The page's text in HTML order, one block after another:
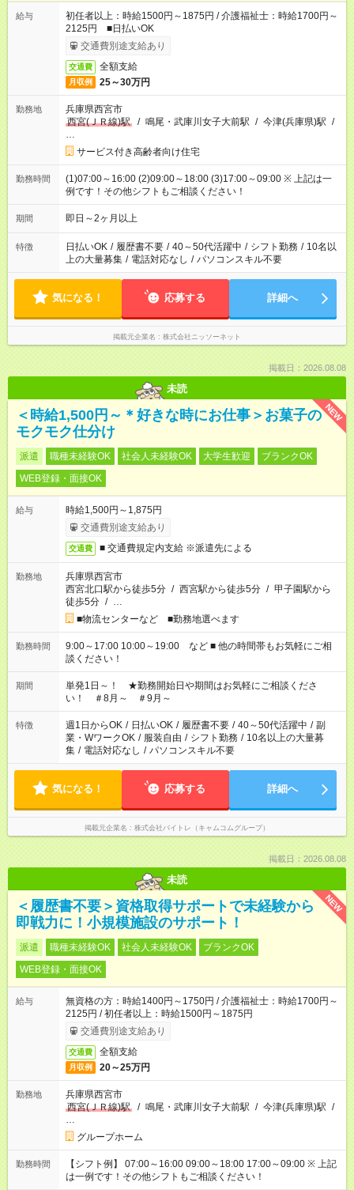
給与
初任者以上：時給1500円～1875円 / 介護福祉士：時給1700円～
2125円 ■日払いOK
交通費別途支給あり
交通費 全額支給
月収例 25～30万円
勤務地
兵庫県西宮市
西宮(ＪＲ線)駅
/ 鳴尾・武庫川女子大前駅 / 今津(兵庫県)駅 /
…
サービス付き高齢者向け住宅
勤務時間
(1)07:00～16:00 (2)09:00～18:00 (3)17:00～09:00 ※ 上記は一
例です！その他シフトもご相談ください！
期間 即日～2ヶ月以上
特徴 日払いOK / 履歴書不要 / 40～50代活躍中 / シフト勤務 / 10名以
上の大量募集 / 電話対応なし / パソコンスキル不要
気になる！ 応募する 詳細へ
掲載元企業名 株式会社ニッソーネット
掲載日：2026.08.08
未読
NEW
＜時給1,500円～＊好きな時にお仕事＞お菓子の
モクモク仕分け
派遣 職種未経験OK 社会人未経験OK 大学生歓迎
ブランクOK
WEB登録・面接OK
給与
時給1,500円～1,875円
交通費別途支給あり
交通費 ■ 交通費規定内支給 ※派遣先による
勤務地
兵庫県西宮市
西宮北口駅から徒歩5分 / 西宮駅から徒歩5分 / 甲子園駅から
徒歩5分 / …
■物流センターなど ■勤務地選べます
勤務時間
9:00～17:00 10:00～19:00 など ■ 他の時間帯もお気軽にご相
談ください！
期間
単発1日～！ ★勤務開始日や期間はお気軽にご相談くださ
い！ ＃8月～ ＃9月～
特徴 週1日からOK / 日払いOK / 履歴書不要 / 40～50代活躍中 / 副
業・WワークOK / 服装自由 / シフト勤務 / 10名以上の大量募
集 / 電話対応なし / パソコンスキル不要
気になる！ 応募する 詳細へ
掲載元企業名 株式会社バイトレ（キャムコムグループ）
掲載日：2026.08.08
未読
NEW
＜履歴書不要＞資格取得サポートで未経験から
即戦力に！小規模施設のサポート！
派遣 職種未経験OK 社会人未経験OK
ブランクOK
WEB登録・面接OK
給与
無資格の方：時給1400円～1750円 / 介護福祉士：時給1700円～
2125円 / 初任者以上：時給1500円～1875円
交通費別途支給あり
交通費 全額支給
月収例 20～25万円
勤務地
兵庫県西宮市
西宮(ＪＲ線)駅
/ 鳴尾・武庫川女子大前駅 / 今津(兵庫県)駅 /
…
グループホーム
勤務時間
【シフト例】 07:00～16:00 09:00～18:00 17:00～09:00 ※ 上記
は一例です！その他シフトもご相談ください！